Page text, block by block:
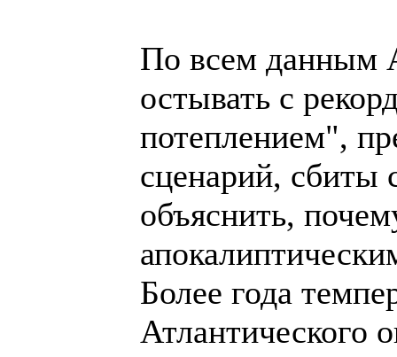
По всем данным
остывать с
потеплением",
сценарий, сбиты
объяснить,
Более года
Атлантического